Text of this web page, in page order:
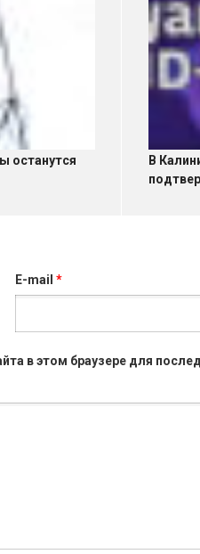
останутся
В
E-mail*
в этом браузере для